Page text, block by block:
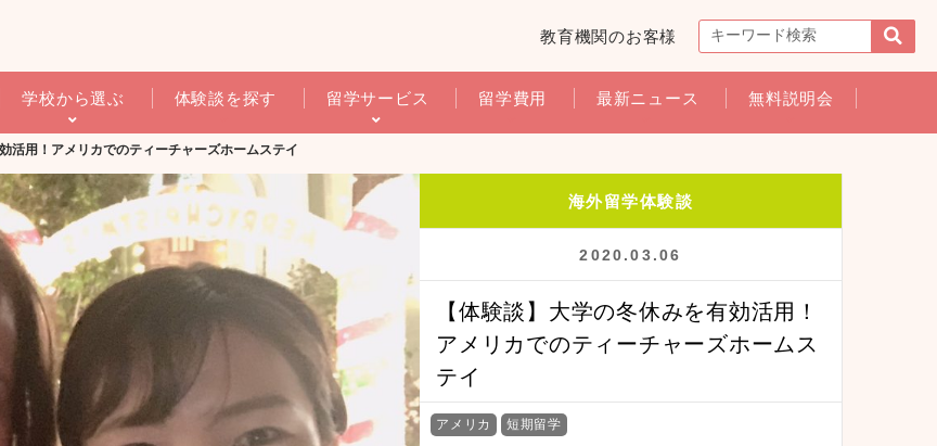
教育機関のお客様
学校から選ぶ 体験談を探す 留学サービス 留学費用 最新ニュース 無料説明会
活用！アメリカでのティーチャーズホームステイ
海外留学体験談
2020.03.06
【体験談】大学の冬休みを有効活用！
アメリカでのティーチャーズホームス
テイ
アメリカ 短期留学